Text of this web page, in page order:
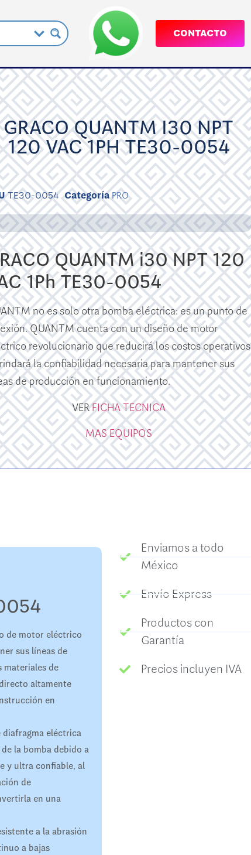
CONTACTO
GRACO QUANTM I30 NPT
120 VAC 1PH TE30-0054
TE30-0054 CategoríaPRO
QUANTM i30 NPT 120
1Ph TE30-0054
no es solo otra bomba eléctrica: es un punto de
QUANTM cuenta con un diseño de motor
revolucionario que reducirá los costos operativos
la confiabilidad necesaria para mantener sus
de producción en funcionamiento.
VERFICHA TECNICA
MAS EQUIPOS
de motor eléctrico
sus líneas de
de
altamente
en
diafragma eléctrica
la bomba debido a
y ultra confiable, al
de
en una
a la abrasión
a bajas
Enviamos a todo
México
Envío Express
Productos con
Garantía
Precios incluyen IVA